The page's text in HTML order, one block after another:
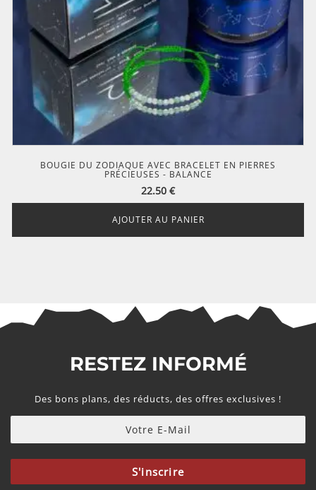
BOUGIE DU ZODIAQUE AVEC BRACELET EN PIERRES
PRÉCIEUSES - BALANCE
22.50 €
AJOUTER AU PANIER
RESTEZ INFORMÉ
Des bons plans, des réducts, des offres exclusives !
S'inscrire